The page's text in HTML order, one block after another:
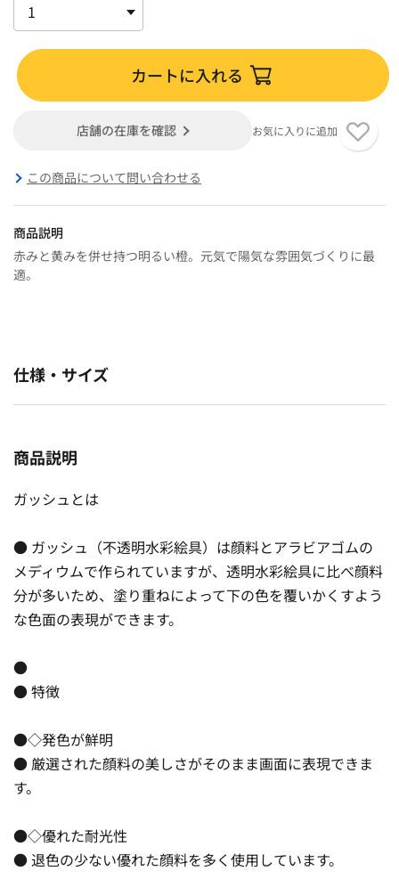
カートに入れる
店舗の在庫を確認 お気に入りに追加
この商品について問い合わせる
商品説明
赤みと黄みを併せ持つ明るい橙。元気で陽気な雰囲気づくりに最
適。
仕様・サイズ
商品説明
ガッシュとは
● ガッシュ（不透明水彩絵具）は顔料とアラビアゴムの
メディウムで作られていますが、透明水彩絵具に比べ顔料
分が多いため、塗り重ねによって下の色を覆いかくすよう
な色面の表現ができます。
●
● 特徴
●◇発色が鮮明
● 厳選された顔料の美しさがそのまま画面に表現できま
す。
●◇優れた耐光性
● 退色の少ない優れた顔料を多く使用しています。